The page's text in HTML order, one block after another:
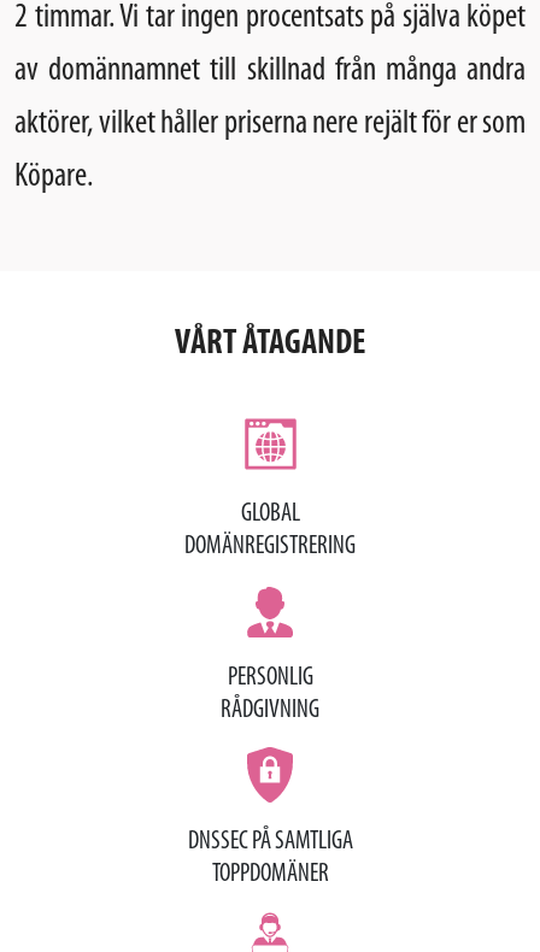
2 timmar. Vi tar ingen procentsats på själva köpet
av domännamnet till skillnad från många andra
aktörer, vilket håller priserna nere rejält för er som
Köpare.
VÅRT ÅTAGANDE
GLOBAL
DOMÄNREGISTRERING
PERSONLIG
RÅDGIVNING
DNSSEC PÅ SAMTLIGA
TOPPDOMÄNER